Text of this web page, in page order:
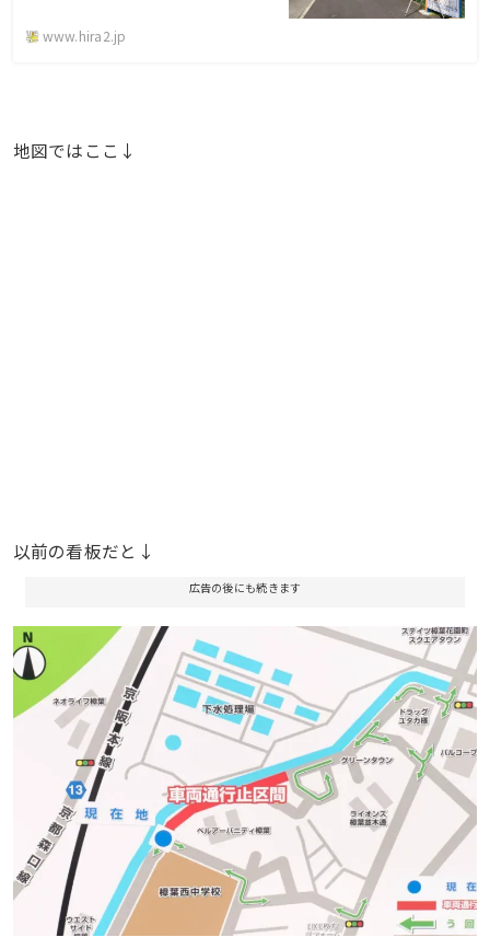
www.hira2.jp
地図ではここ↓
以前の看板だと↓
広告の後にも続きます